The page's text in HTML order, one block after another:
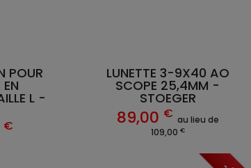
POUR
EN
L -
€
LUNETTE 3-9X40 AO
SCOPE 25,4MM -
STOEGER
89,00 € au lieu de
109,00 €